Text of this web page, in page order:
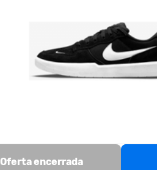
Oferta encerrada